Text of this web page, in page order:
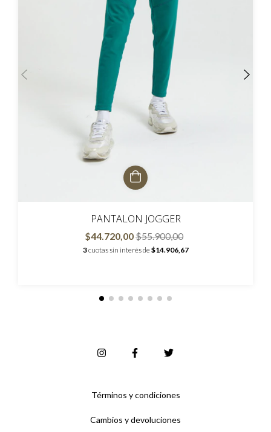
PANTALON JOGGER
$44.720,00$55.900,00
3cuotas sin interés de$14.906,67
Términos y condiciones
Cambios y devoluciones